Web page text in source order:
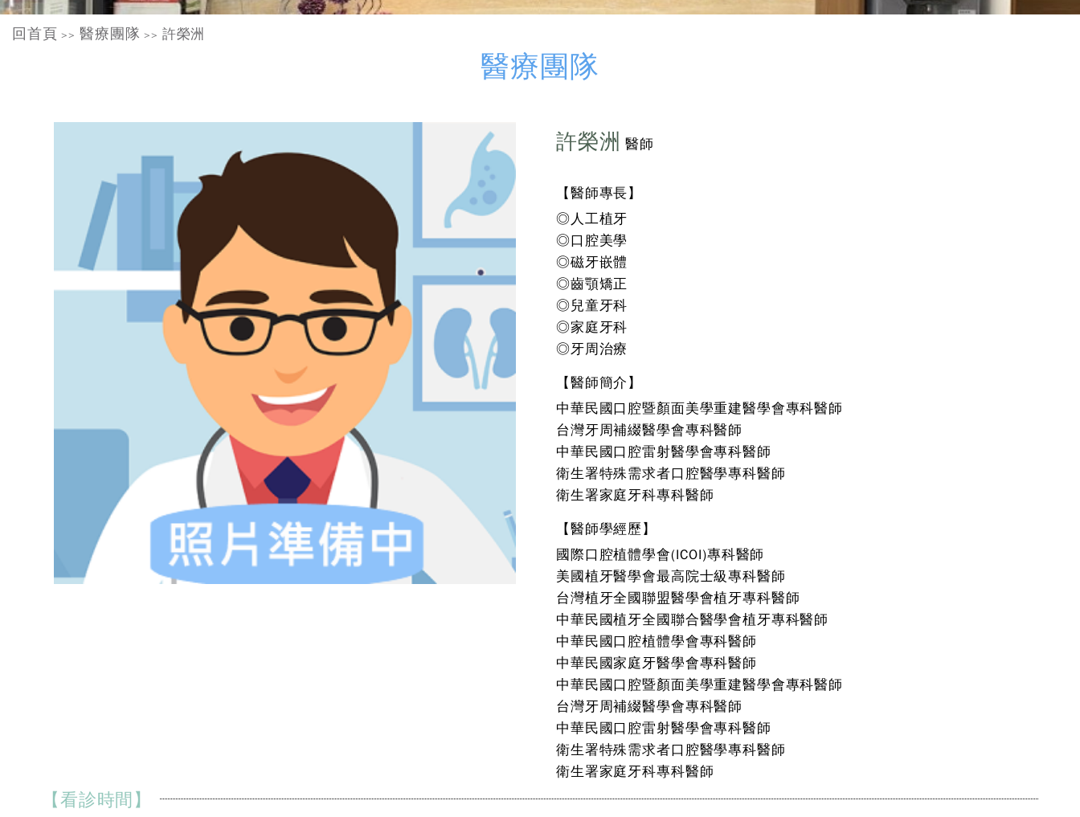
回首頁 >> 醫療團隊 >> 許榮洲
醫療團隊
許榮洲 醫師
【醫師專長】
◎人工植牙
◎口腔美學
◎磁牙嵌體
◎齒顎矯正
◎兒童牙科
◎家庭牙科
◎牙周治療
【醫師簡介】
中華民國口腔暨顏面美學重建醫學會專科醫師
台灣牙周補綴醫學會專科醫師
中華民國口腔雷射醫學會專科醫師
衛生署特殊需求者口腔醫學專科醫師
衛生署家庭牙科專科醫師
【醫師學經歷】
國際口腔植體學會(ICOI)專科醫師
美國植牙醫學會最高院士級專科醫師
台灣植牙全國聯盟醫學會植牙專科醫師
中華民國植牙全國聯合醫學會植牙專科醫師
中華民國口腔植體學會專科醫師
中華民國家庭牙醫學會專科醫師
中華民國口腔暨顏面美學重建醫學會專科醫師
台灣牙周補綴醫學會專科醫師
中華民國口腔雷射醫學會專科醫師
衛生署特殊需求者口腔醫學專科醫師
衛生署家庭牙科專科醫師
【看診時間】